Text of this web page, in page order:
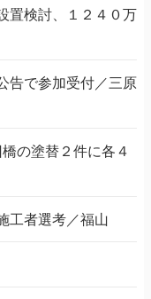
置検討、１２４０万
告で参加受付／三原
の塗替２件に各４
工者選考／福山